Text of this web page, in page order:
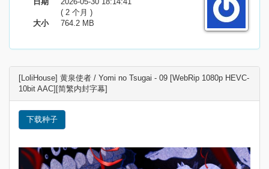
( 2 个月 )
大小
764.2 MB
[LoliHouse] 黄泉使者 / Yomi no Tsugai - 09 [WebRip 1080p HEVC-
10bit AAC][简繁内封字幕]
下载种子